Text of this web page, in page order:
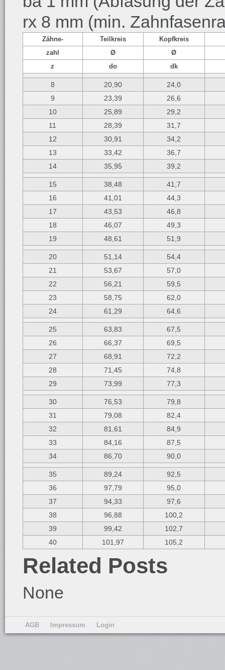
rx 8 mm (min.
Zähne- Teilkreis
Kopfkreis
zahl
Ø
Ø
z
do dk
8 20,90
24,0
9
23,39
26,6
10
25,89
29,2
11
28,39
31,7
12
30,91
34,2
13
33,42
36,7
14
35,95 39,2
15 38,48
41,7
16
41,01
44,3
17
43,53
46,8
18
46,07
49,3
19
48,61 51,9
20 51,14
54,4
21
53,67
57,0
22
56,21
59,5
23
58,75
62,0
24
61,29 64,6
25 63,83
67,5
26
66,37
69,5
27
68,91
72,2
28
71,45
74,8
29
73,99 77,3
30 76,53
79,8
31
79,08
82,4
32
81,61
84,9
33
84,16
87,5
34
86,70 90,0
35 89,24
92,5
36
97,79
95,0
37
94,33
97,6
38
96,88
100,2
39
99,42
102,7
40
101,97 105,2
Related Posts
None
AGB Impressum Login